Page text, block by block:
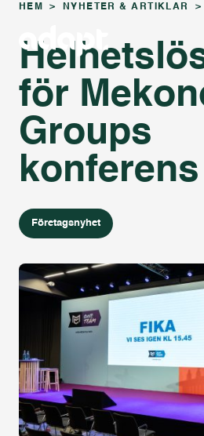
HEM > NYHETER & ARTIKLAR >
för
Groups
konferens
Företagsnyhet